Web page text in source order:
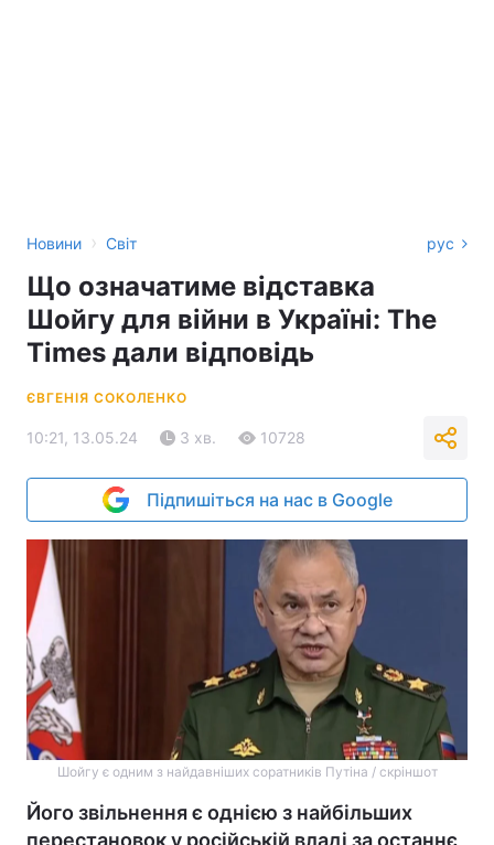
Новини › Світ рус
Що означатиме відставка
Шойгу для війни в Україні: The
Times дали відповідь
ЄВГЕНІЯ СОКОЛЕНКО
10:21, 13.05.24 3 хв. 10728
Підпишіться на нас в Google
Шойгу є одним з найдавніших соратників Путіна / скріншот
Його звільнення є однією з найбільших
перестановок у російській владі за останнє